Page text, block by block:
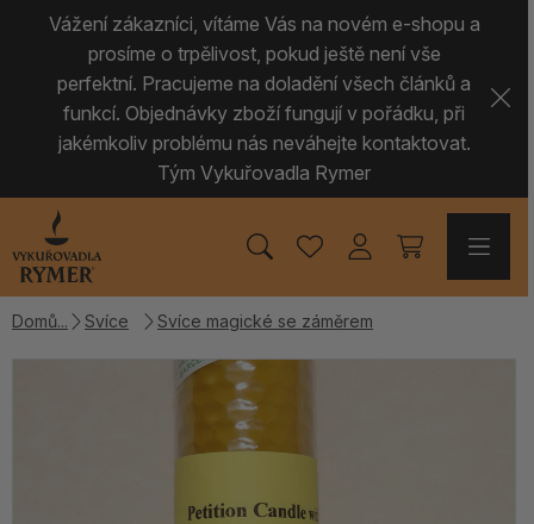
Vážení zákazníci, vítáme Vás na novém e-shopu a
prosíme o trpělivost, pokud ještě není vše
perfektní. Pracujeme na doladění všech článků a
funkcí. Objednávky zboží fungují v pořádku, při
jakémkoliv problému nás neváhejte kontaktovat.
Tým Vykuřovadla Rymer
Domů Svíce Svíce magické se záměrem